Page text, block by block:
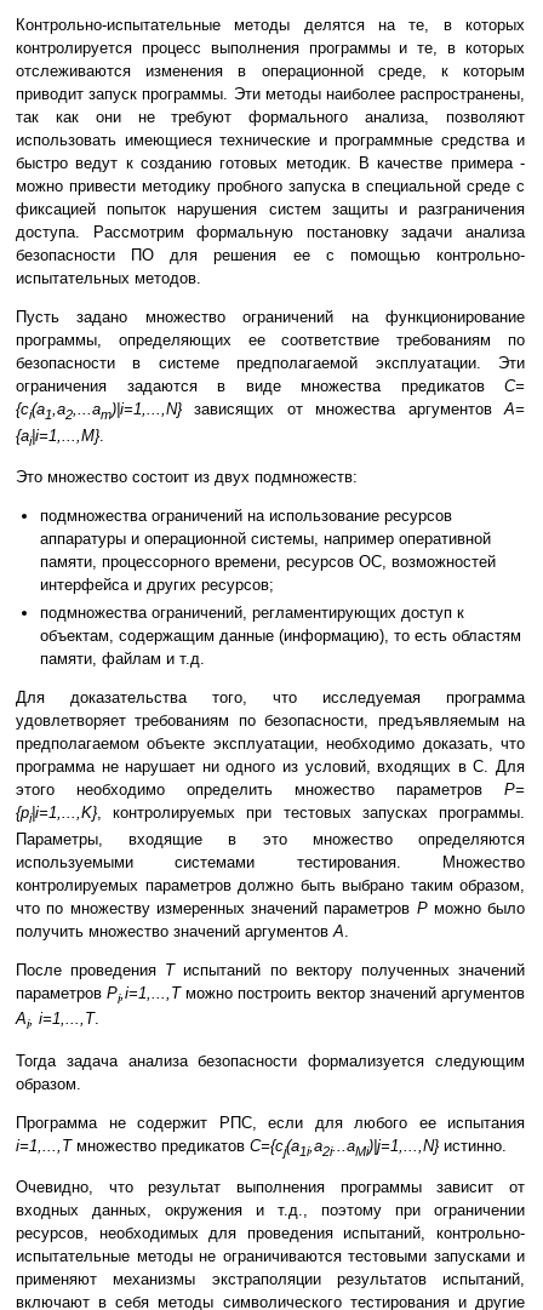
Контрольно-испытательные методы делятся на те, в которых
контролируется процесс выполнения программы и те, в которых
отслеживаются изменения в операционной среде, к которым
приводит запуск программы. Эти методы наиболее распространены,
так как они не требуют формального анализа, позволяют
использовать имеющиеся технические и программные средства и
быстро ведут к созданию готовых методик. В качестве примера -
можно привести методику пробного запуска в специальной среде с
фиксацией попыток нарушения систем защиты и разграничения
доступа. Рассмотрим формальную постановку задачи анализа
безопасности ПО для решения ее с помощью контрольно-
испытательных методов.
Пусть задано множество ограничений на функционирование
программы, определяющих ее соответствие требованиям по
безопасности в системе предполагаемой эксплуатации. Эти
ограничения задаются в виде множества предикатов С=
{ci(a1 ,a2 ,...am)|i=1,...,N} зависящих от множества аргументов A=
{ai|i=1,...,M}
Это множество состоит из двух подмножеств:
подмножества ограничений на использование ресурсов
аппаратуры и операционной системы, например оперативной
памяти, процессорного времени, ресурсов ОС, возможностей
интерфейса и других ресурсов;
подмножества ограничений, регламентирующих доступ к
объектам, содержащим данные (информацию), то есть областям
памяти, файлам и т.д.
Для доказательства того, что исследуемая программа
удовлетворяет требованиям по безопасности, предъявляемым на
предполагаемом объекте эксплуатации, необходимо доказать, что
программа не нарушает ни одного из условий, входящих в С. Для
этого необходимо определить множество параметров P=
{pi|i=1,...,K}, контролируемых при тестовых запусках программы.
Параметры, входящие в это множество определяются
используемыми системами тестирования. Множество
контролируемых параметров должно быть выбрано таким образом,
что по множеству измеренных значений параметров Рможно было
получить множество значений аргументов А
После проведения Тиспытаний по вектору полученных значений
параметров Pi,i=1,...,Tможно построить вектор значений аргументов
Ai, i=1,...,T.
Тогда задача анализа безопасности формализуется следующим
образом.
Программа не содержит РПС, если для любого ее испытания
i=1,...,Tмножество предикатов C={cj(a1i,a2i...aMi)|j=1,...,N} истинно.
Очевидно, что результат выполнения программы зависит от
входных данных, окружения и т.д., поэтому при ограничении
ресурсов, необходимых для проведения испытаний, контрольно-
испытательные методы не ограничиваются тестовыми запусками и
применяют механизмы экстраполяции результатов испытаний,
включают в себя методы символического тестирования и другие